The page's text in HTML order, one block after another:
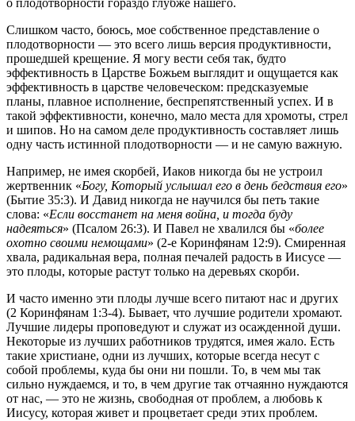
о плодотворности гораздо глубже нашего.
Слишком часто, боюсь, мое собственное представление о
плодотворности — это всего лишь версия продуктивности,
прошедшей крещение. Я могу вести себя так, будто
эффективность в Царстве Божьем выглядит и ощущается как
эффективность в царстве человеческом: предсказуемые
планы, плавное исполнение, беспрепятственный успех. И в
такой эффективности, конечно, мало места для хромоты, стрел
и шипов. Но на самом деле продуктивность составляет лишь
одну часть истинной плодотворности — и не самую важную.
Например, не имея скорбей, Иаков никогда бы не устроил
жертвенник «Богу, Который услышал его в день бедствия его»
(Бытие 35:3). И Давид никогда не научился бы петь такие
слова: «Если восстанет на меня война, и тогда буду
надеяться» (Псалом 26:3). И Павел не хвалился бы «более
охотно своими немощами» (2-е Коринфянам 12:9). Смиренная
хвала, радикальная вера, полная печалей радость в Иисусе —
это плоды, которые растут только на деревьях скорби.
И часто именно эти плоды лучше всего питают нас и других
(2 Коринфянам 1:3-4). Бывает, что лучшие родители хромают.
Лучшие лидеры проповедуют и служат из осажденной души.
Некоторые из лучших работников трудятся, имея жало. Есть
такие христиане, одни из лучших, которые всегда несут с
собой проблемы, куда бы они ни пошли. То, в чем мы так
сильно нуждаемся, и то, в чем другие так отчаянно нуждаются
от нас, — это не жизнь, свободная от проблем, а любовь к
Иисусу, которая живет и процветает среди этих проблем.